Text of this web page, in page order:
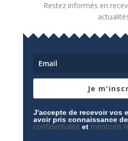
Restez informés en
Je
J'accepte de recevoir vos
avoir pris connaissance
confidentialité et mentions